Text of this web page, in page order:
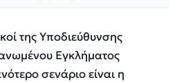
της Υποδιεύθυνσης
Εγκλήματος
σενάριο είναι η